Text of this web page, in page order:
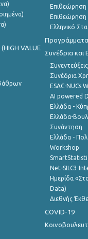
VALUE
Επιθεώρηση
Επιθεώρηση
Ελληνικό
Προγράμματα
Συνέδρια και
Συνέδρια
ESAC-NUCs
AI powered
Ελλάδα -
Ελλάδα-
Συνάντηση
Ελλάδα -
Workshop
Net-SILC3
Ημερίδα
Data)
Διεθνής
COVID-19